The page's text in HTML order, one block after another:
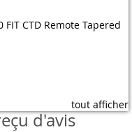
FIT CTD Remote Tapered
tout afficher
d'avis